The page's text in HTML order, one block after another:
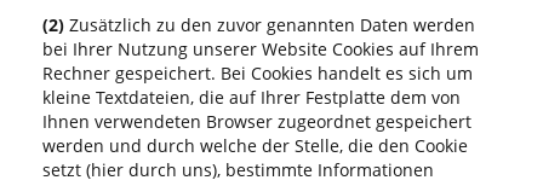
(2) Zusätzlich zu den zuvor genannten Daten werden
bei Ihrer Nutzung unserer Website Cookies auf Ihrem
Rechner gespeichert. Bei Cookies handelt es sich um
kleine Textdateien, die auf Ihrer Festplatte dem von
Ihnen verwendeten Browser zugeordnet gespeichert
werden und durch welche der Stelle, die den Cookie
setzt (hier durch uns), bestimmte Informationen